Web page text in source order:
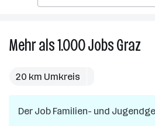
Mehr als 1.000JobsGraz
in
20 km Umkreis
Der Job Familien- und